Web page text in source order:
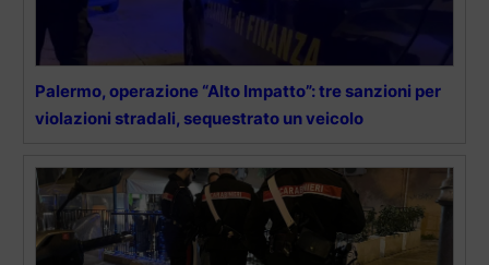
Palermo, operazione “Alto Impatto”: tre sanzioni per
violazioni stradali, sequestrato un veicolo